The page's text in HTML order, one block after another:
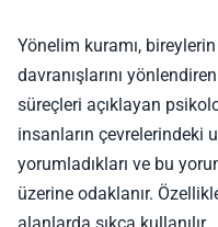
Yönelim kuramı,
davranışlarını
süreçleri açıklayan
insanların çevrelerindeki
yorumladıkları ve bu
üzerine odaklanır.